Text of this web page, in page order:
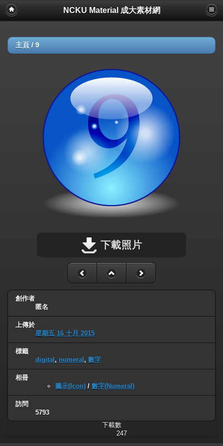
NCKU Material 成大素材網
主頁 / 9
下載照片
創作者
匿名
上傳於
星期五 16 十月 2015
標籤
digital , numeral , 數字
相冊
圖示(Icon) / 數字(Numeral)
訪問
5793
下載數
247